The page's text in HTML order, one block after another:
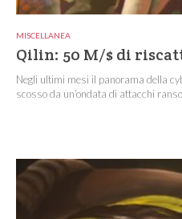
MISCELLANEA
Qilin: 50 M/$ di
Negli ultimi mesi il panorama della
scosso da un’ondata di attacchi